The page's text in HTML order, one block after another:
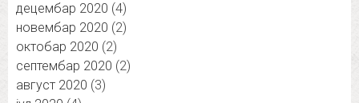
децембар 2020 (4)
новембар 2020 (2)
октобар 2020 (2)
септембар 2020 (2)
август 2020 (3)